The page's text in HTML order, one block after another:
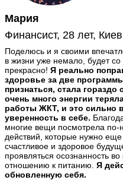
Мария
Финансист, 28 лет, Киев
Поделюсь и я своими
в жизни уже немало, будет
прекрасно! Я реально
здоровье за две
признаться, стала
очень много энергии
работы ЖКТ, и это сильно
уверенность в себе.
многие вещи посмотрела
действий, которые нужно
счастливое и здоровое
проявляться осознанность
отношению к питанию. Я
обновленную себя.